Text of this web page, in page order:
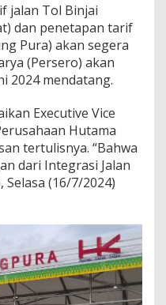
jalan Tol Binjai
dan penetapan tarif
Pura) akan segera
(Persero) akan
2024 mendatang.
Executive Vice
Hutama
tertulisnya. “Bahwa
dari Integrasi Jalan
Selasa (16/7/2024)